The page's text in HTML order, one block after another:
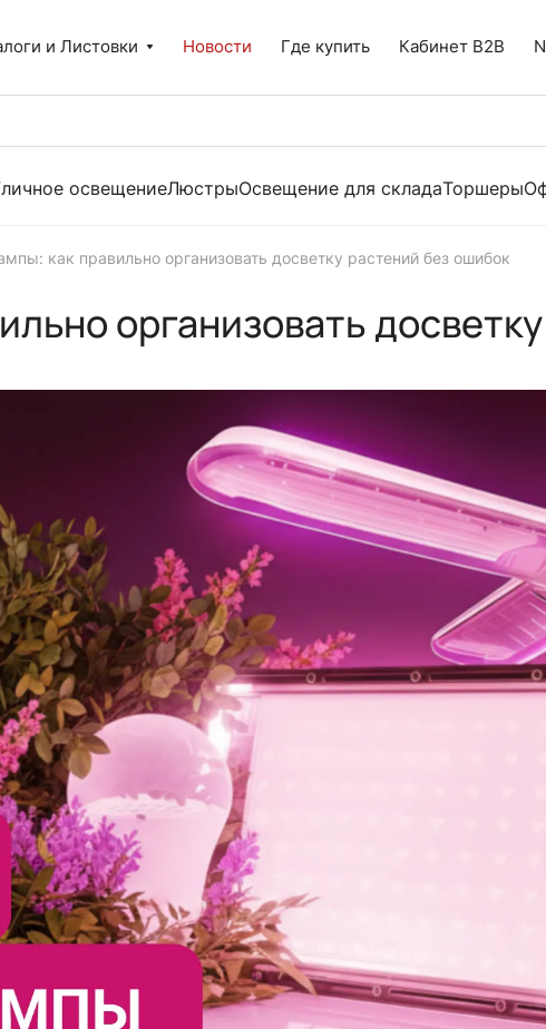
и Листовки Новости Где купить Кабинет B2B
освещениеЛюстрыОсвещение для складаТоршеры
как правильно организовать досветку растений без ошибок
организовать